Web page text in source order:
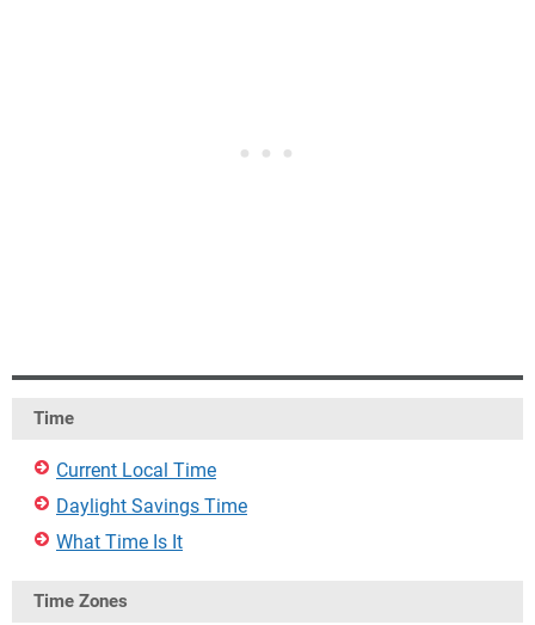
Time
Current Local Time
Daylight Savings Time
What Time Is It
Time Zones